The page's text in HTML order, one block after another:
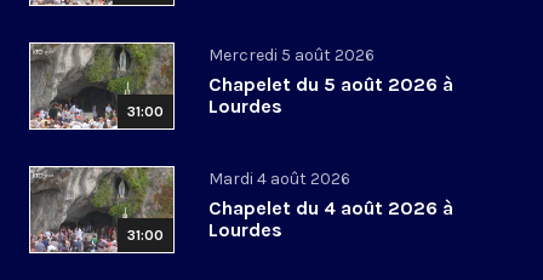
31:00
Mercredi 5 août 2026
Chapelet du 5 août 2026 à
Lourdes
31:00
Mardi 4 août 2026
Chapelet du 4 août 2026 à
Lourdes